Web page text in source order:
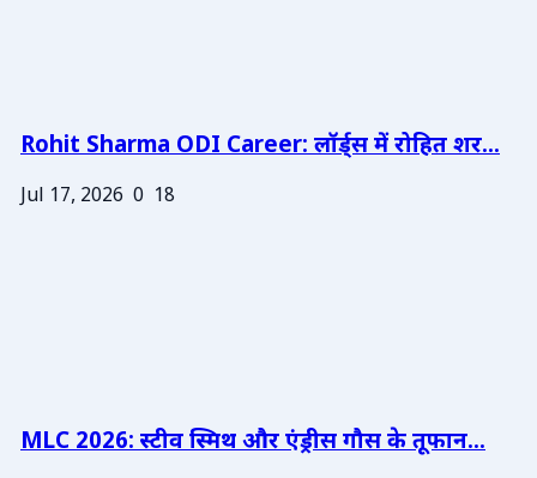
Rohit Sharma ODI Career: लॉर्ड्स में रोहित शर...
Jul 17, 2026 0 18
MLC 2026: स्टीव स्मिथ और एंड्रीस गौस के तूफान...